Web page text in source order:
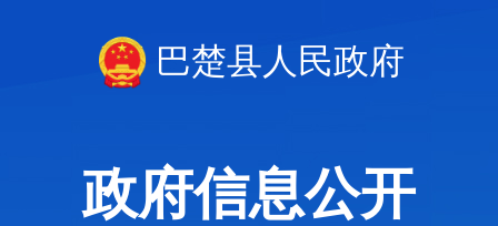
巴楚县人民政府
政府信息公开